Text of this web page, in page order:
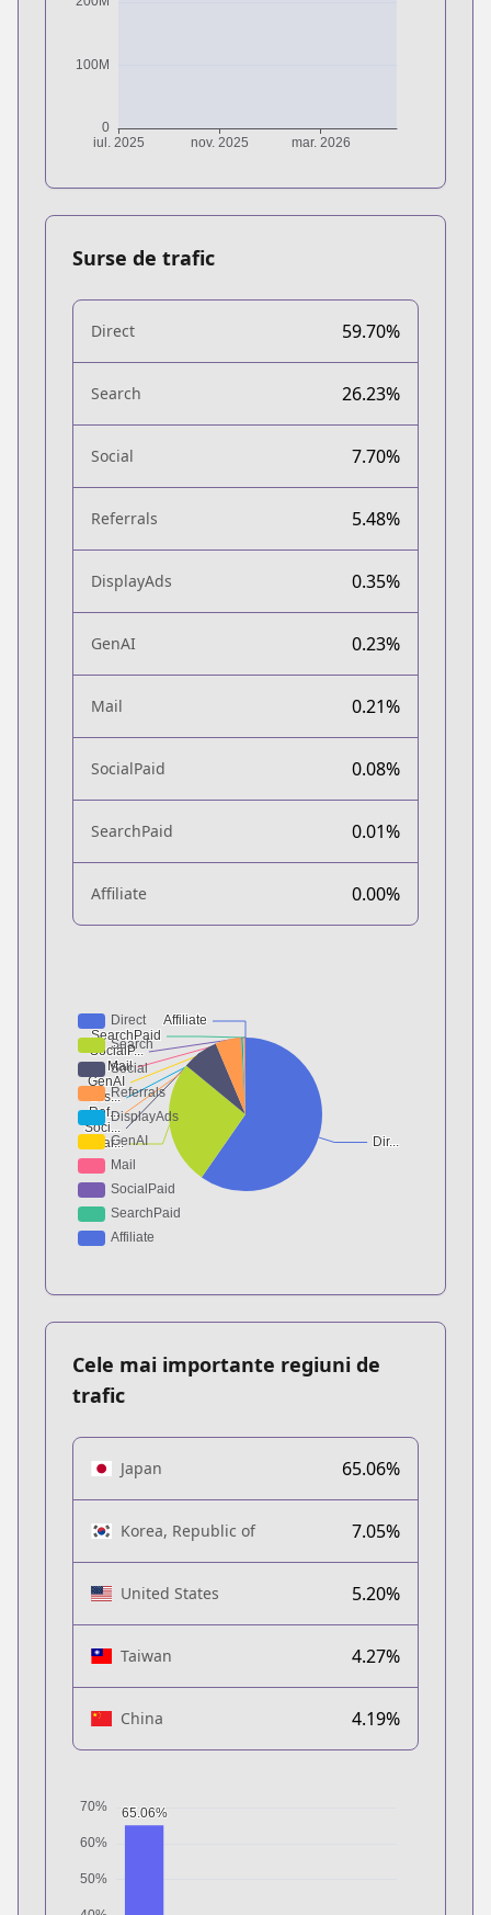
Surse de trafic
Direct 59.70%
Search 26.23%
Social 7.70%
Referrals 5.48%
DisplayAds 0.35%
GenAI 0.23%
Mail 0.21%
SocialPaid 0.08%
SearchPaid 0.01%
Affiliate 0.00%
Cele mai importante regiuni de
trafic
Japan 65.06%
Korea, Republic of 7.05%
United States 5.20%
Taiwan 4.27%
China 4.19%